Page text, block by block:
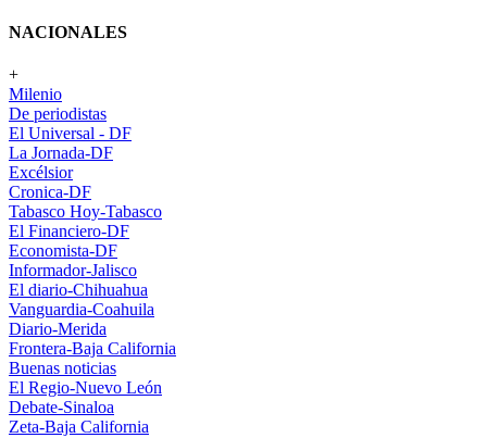
NACIONALES
+
Milenio
De periodistas
El Universal - DF
La Jornada-DF
Excélsior
Cronica-DF
Tabasco Hoy-Tabasco
El Financiero-DF
Economista-DF
Informador-Jalisco
El diario-Chihuahua
Vanguardia-Coahuila
Diario-Merida
Frontera-Baja California
Buenas noticias
El Regio-Nuevo León
Debate-Sinaloa
Zeta-Baja California